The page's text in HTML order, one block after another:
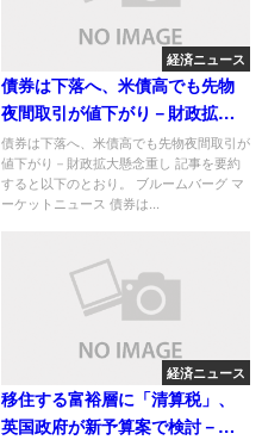
経済ニュース
債券は下落へ、米債高でも先物
夜間取引が値下がり－財政拡大
懸念重し
債券は下落へ、米債高でも先物夜間取引が
値下がり－財政拡大懸念重し 記事を要約
すると以下のとおり。 ブルームバーグ マ
ーケットニュース 債券は...
経済ニュース
移住する富裕層に「清算税」、
英国政府が新予算案で検討－関